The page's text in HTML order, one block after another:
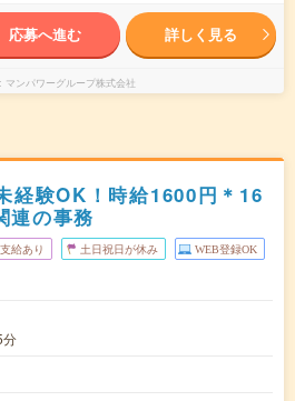
応募へ進む 詳しく見る
マンパワーグループ株式会社
経験OK！時給1600円＊16
連の事務
給あり 土日祝日が休み WEB登録OK
分